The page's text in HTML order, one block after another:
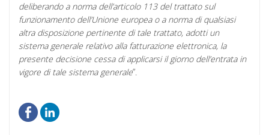
deliberando a norma dell’articolo 113 del trattato sul
funzionamento dell’Unione europea o a norma di qualsiasi
altra disposizione pertinente di tale trattato, adotti un
sistema generale relativo alla fatturazione elettronica, la
presente decisione cessa di applicarsi il giorno dell’entrata in
vigore di tale sistema generale”.